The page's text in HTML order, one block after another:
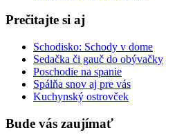
Prečitajte si aj
Schodisko: Schody v dome
Sedačka či gauč do obývačky
Poschodie na spanie
Spálňa snov aj pre vás
Kuchynský ostrovček
Bude vás zaujímať